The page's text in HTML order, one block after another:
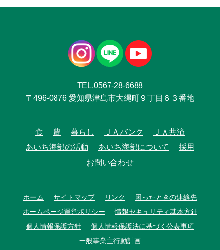
TEL.0567-28-6688
〒496-0876 愛知県津島市大縄町９丁目６３番地
食 農 暮らし ＪＡバンク
ＪＡ共済
あいち海部の活動
あいち海部について
採用
お問い合わせ
ホーム サイトマップ リンク
困ったときの連絡先
ホームページ運営ポリシー
情報セキュリティ基本方針
個人情報保護方針
個人情報保護法に基づく公表事項
一般事業主行動計画